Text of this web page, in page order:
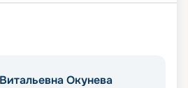
Окунева